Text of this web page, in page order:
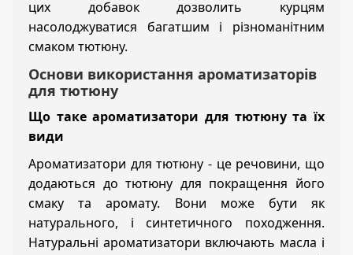
цих добавок дозволить курцям
насолоджуватися багатшим і різноманітним
смаком тютюну.
Основи використання ароматизаторів
для тютюну
Що таке ароматизатори для тютюну та їх
види
Ароматизатори для тютюну - це речовини, що
додаються до тютюну для покращення його
смаку та аромату. Вони може бути як
натурального, і синтетичного походження.
Натуральні ароматизатори включають масла і